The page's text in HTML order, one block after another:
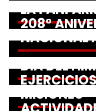
LA
208°
NACIONAL
DIA DEL
MISIONES